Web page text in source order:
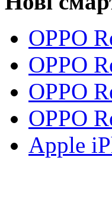
OPPO
OPPO
OPPO
OPPO
Apple